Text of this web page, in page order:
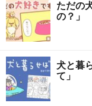
ただの
の？」
犬と暮
て」